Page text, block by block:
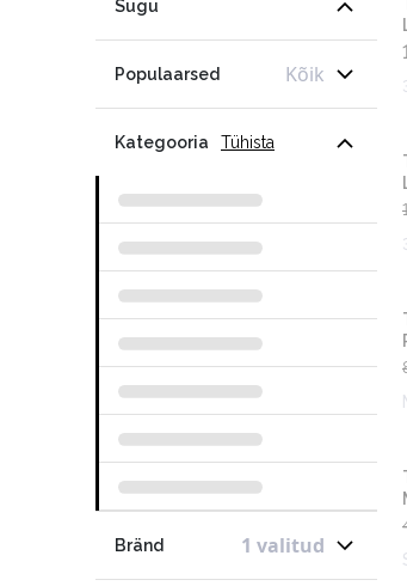
Sugu
Populaarsed Kõik
Kategooria Tühista
Bränd 1 valitud